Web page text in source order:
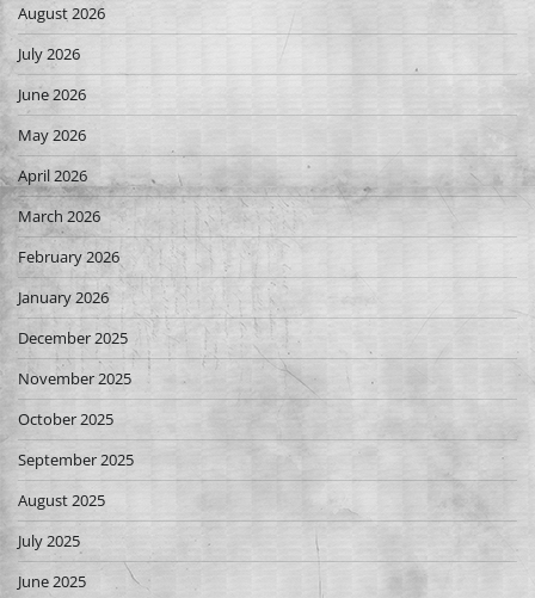
August 2026
July 2026
June 2026
May 2026
April 2026
March 2026
February 2026
January 2026
December 2025
November 2025
October 2025
September 2025
August 2025
July 2025
June 2025